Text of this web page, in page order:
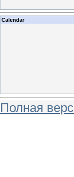
Calendar
Полная